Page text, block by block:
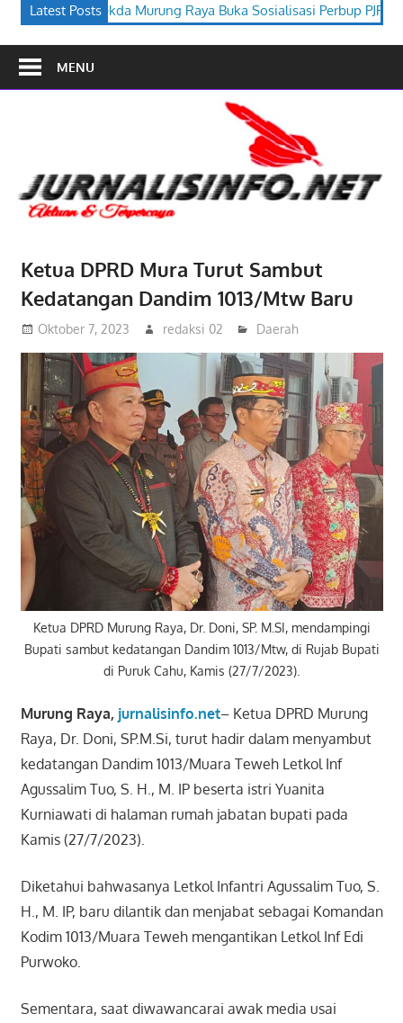
Latest Posts
Buka Sosialisasi Perbup PJPK 2026–2030 Festival
MENU
Ketua DPRD Mura Turut Sambut
Kedatangan Dandim 1013/Mtw Baru
Oktober 7, 2023 redaksi 02 Daerah
Ketua DPRD Murung Raya, Dr. Doni, SP. M.SI, mendampingi
Bupati sambut kedatangan Dandim 1013/Mtw, di Rujab Bupati
di Puruk Cahu, Kamis (27/7/2023).
Murung Raya, jurnalisinfo.net– Ketua DPRD Murung
Raya, Dr. Doni, SP.M.Si, turut hadir dalam menyambut
kedatangan Dandim 1013/Muara Teweh Letkol Inf
Agussalim Tuo, S. H., M. IP beserta istri Yuanita
Kurniawati di halaman rumah jabatan bupati pada
Kamis (27/7/2023).
Diketahui bahwasanya Letkol Infantri Agussalim Tuo, S.
H., M. IP, baru dilantik dan menjabat sebagai Komandan
Kodim 1013/Muara Teweh mengantikan Letkol Inf Edi
Purwoko.
Sementara, saat diwawancarai awak media usai